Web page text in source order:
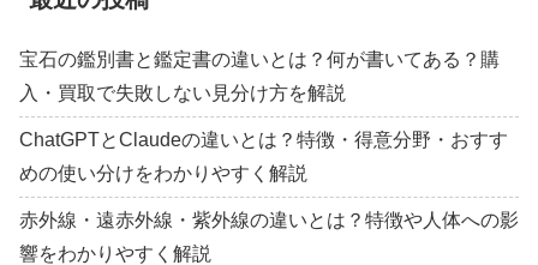
宝石の鑑別書と鑑定書の違いとは？何が書いてある？購
入・買取で失敗しない見分け方を解説
ChatGPTとClaudeの違いとは？特徴・得意分野・おすす
めの使い分けをわかりやすく解説
赤外線・遠赤外線・紫外線の違いとは？特徴や人体への影
響をわかりやすく解説